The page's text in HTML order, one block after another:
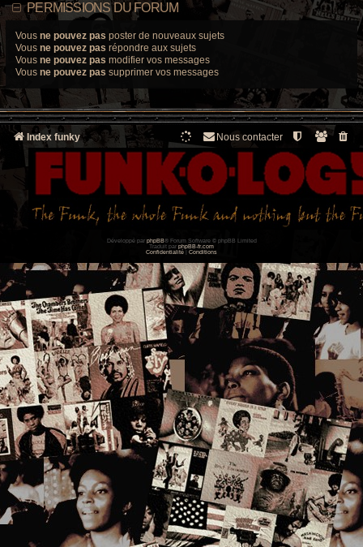
PERMISSIONS DU FORUM
Vous ne pouvez pas poster de nouveaux sujets
Vous ne pouvez pas répondre aux sujets
Vous ne pouvez pas modifier vos messages
Vous ne pouvez pas supprimer vos messages
Index funky Nous contacter
Développé par phpBB® Forum Software © phpBB Limited
Traduit par phpBB-fr.com
Confidentialité | Conditions